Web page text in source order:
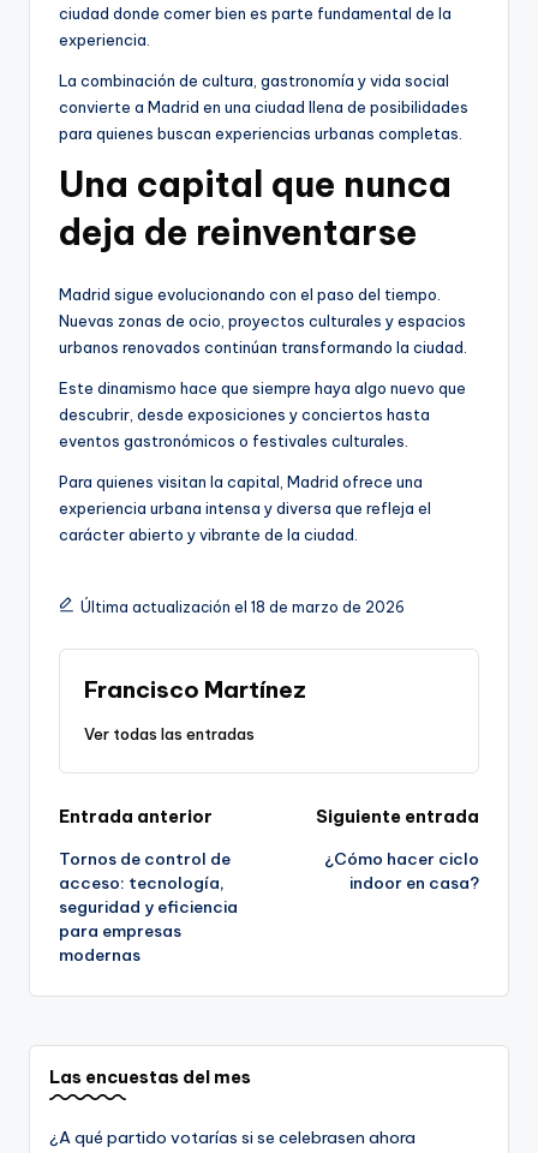
ciudad donde comer bien es parte fundamental de la
experiencia.
La combinación de cultura, gastronomía y vida social
convierte a Madrid en una ciudad llena de posibilidades
para quienes buscan experiencias urbanas completas.
Una capital que nunca
deja de reinventarse
Madrid sigue evolucionando con el paso del tiempo.
Nuevas zonas de ocio, proyectos culturales y espacios
urbanos renovados continúan transformando la ciudad.
Este dinamismo hace que siempre haya algo nuevo que
descubrir, desde exposiciones y conciertos hasta
eventos gastronómicos o festivales culturales.
Para quienes visitan la capital, Madrid ofrece una
experiencia urbana intensa y diversa que refleja el
carácter abierto y vibrante de la ciudad.
Última actualización el 18 de marzo de 2026
Francisco Martínez
Ver todas las entradas
Navegación
de
entradas
Entrada anterior
Tornos de control de
acceso: tecnología,
seguridad y eficiencia
para empresas
modernas
Siguiente entrada
¿Cómo hacer ciclo
indoor en casa?
Las encuestas del mes
¿A qué partido votarías si se celebrasen ahora